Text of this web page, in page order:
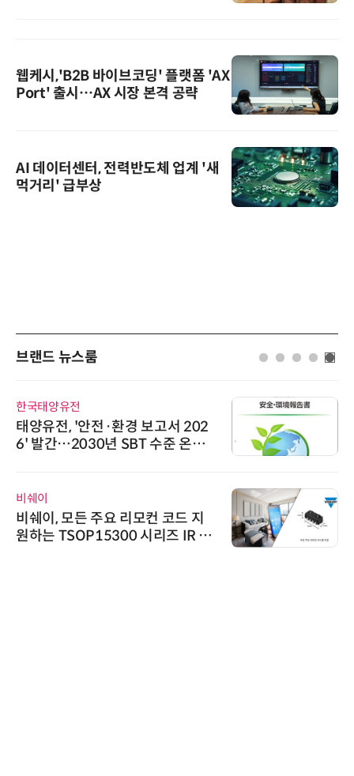
웹케시,'B2B 바이브코딩' 플랫폼 'AX
Port' 출시…AX 시장 본격 공략
AI 데이터센터, 전력반도체 업계 '새
먹거리' 급부상
브랜드 뉴스룸
한국태양유전
태양유전, '안전·환경 보고서 202
6' 발간…2030년 SBT 수준 온실
비쉐이
비쉐이, 모든 주요 리모컨 코드 지
원하는 TSOP15300 시리즈 IR 수